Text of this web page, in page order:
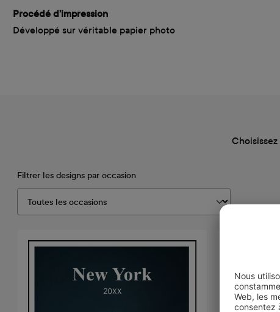
Procédé d’impression
Développé sur véritable papier photo
Filtrer les designs par occasion